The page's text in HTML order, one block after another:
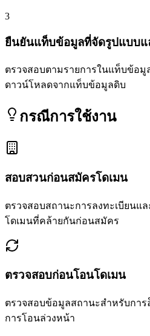
3
ยืนยันแท็บข้อมูลที่จัดรูปแบบ
ตรวจสอบตามรายการในแท็บข้อ
ดาวน์โหลดจากแท็บข้อมูลดิบ
กรณีการใช้งาน
สอบสวนก่อนสมัครโดเมน
ตรวจสอบสถานะการลงทะเบียนแ
โดเมนที่คล้ายกันก่อนสมัคร
ตรวจสอบก่อนโอนโดเมน
ตรวจสอบข้อมูลสถานะสำหรับการ
การโอนล่วงหน้า